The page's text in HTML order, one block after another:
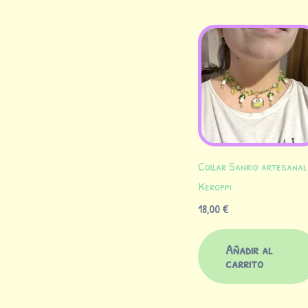
Collar Sanrio
Keroppi
18,00€
Añadir al
carrito